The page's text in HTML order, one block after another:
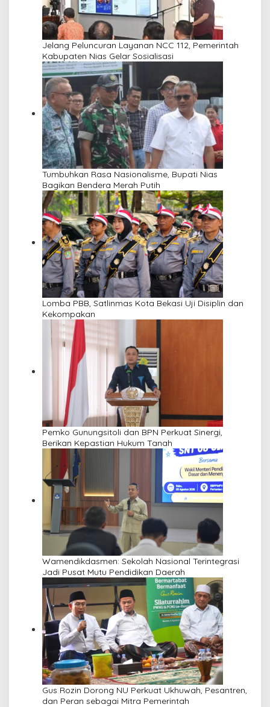
Jelang Peluncuran Layanan NCC 112, Pemerintah
Kabupaten Nias Gelar Sosialisasi
Tumbuhkan Rasa Nasionalisme, Bupati Nias
Bagikan Bendera Merah Putih
Lomba PBB, Satlinmas Kota Bekasi Uji Disiplin dan
Kekompakan
Pemko Gunungsitoli dan BPN Perkuat Sinergi,
Berikan Kepastian Hukum Tanah
Wamendikdasmen: Sekolah Nasional Terintegrasi
Jadi Pusat Mutu Pendidikan Daerah
Gus Rozin Dorong NU Perkuat Ukhuwah, Pesantren,
dan Peran sebagai Mitra Pemerintah